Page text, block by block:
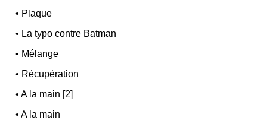
• Plaque
• La typo contre Batman
• Mélange
• Récupération
•A la main [2]
•A la main